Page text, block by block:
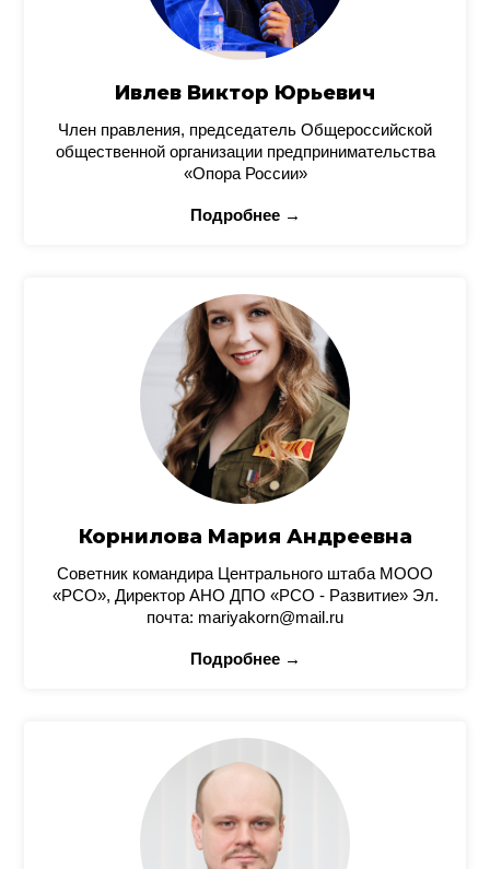
Ивлев Виктор Юрьевич
Член правления, председатель Общероссийской
общественной организации предпринимательства
«Опора России»
Подробнее →
Корнилова Мария Андреевна
Советник командира Центрального штаба МООО
«РСО», Директор АНО ДПО «РСО - Развитие» Эл.
почта: mariyakorn@mail.ru
Подробнее →